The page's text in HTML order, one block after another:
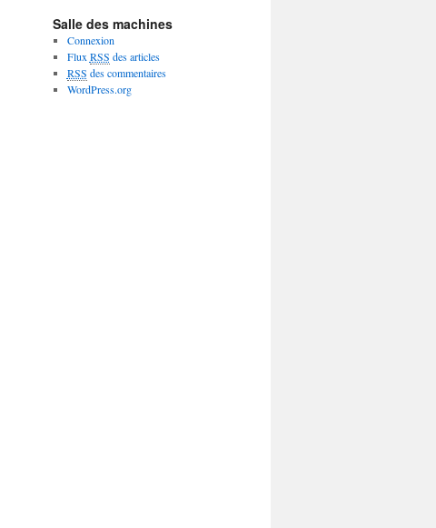
Salle des machines
Connexion
Flux RSS des articles
RSS des commentaires
WordPress.org